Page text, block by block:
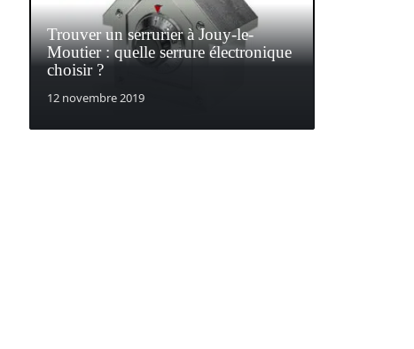
Trouver un serrurier à Jouy-le-
Moutier : quelle serrure électronique
choisir ?
12 novembre 2019